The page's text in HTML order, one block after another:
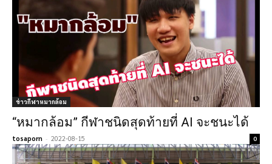
ข่าวกีฬาหมากล้อม
“หมากล้อม” กีฬาชนิดสุดท้ายที่ AI จะชนะได้
tosaporn - 2022-08-15 0